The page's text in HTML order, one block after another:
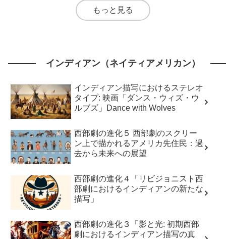
もっと見る
インディアン（ネイティアメリカン）
インディアン描写におけるステレオ
タイプ: 映画「ダンス・ウィズ・ウ
ルブズ」Dance with Wolves
西部劇の進化５ 西部劇のスクリー
ン上で描かれるアメリカ先住民：過
去から未来への展望
西部劇の進化４「リビジョニスト西
部劇におけるインディアンの新たな
描写」
西部劇の進化３「影と光: 初期西部
劇におけるインディアン描写の真